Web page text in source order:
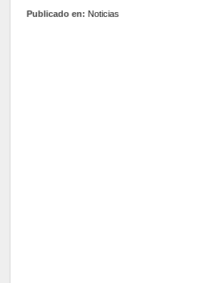
Publicado en: Noticias